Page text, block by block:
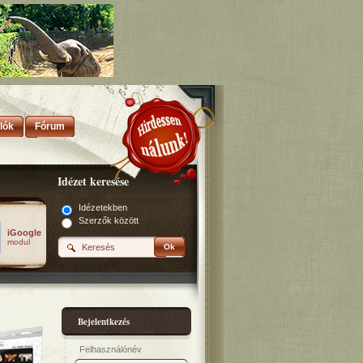
Fórum
iGoogle
modul
Idézet keresése
Idézetekben
Szerzők között
Ok
Bejelentkezés
Felhasználónév